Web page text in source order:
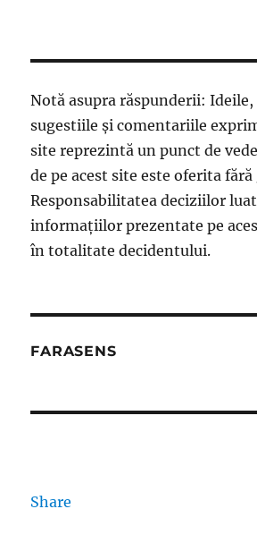
Notă asupra răspunderii:
sugestiile și comentariile
site reprezintă un punct de
de pe acest site este oferita
Responsabilitatea deciziilor
informațiilor prezentate pe
în totalitate decidentului.
FARASENS
Share